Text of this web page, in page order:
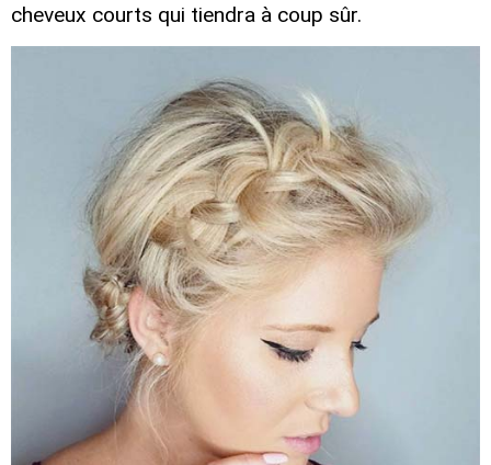
cheveux courts qui tiendra à coup sûr.